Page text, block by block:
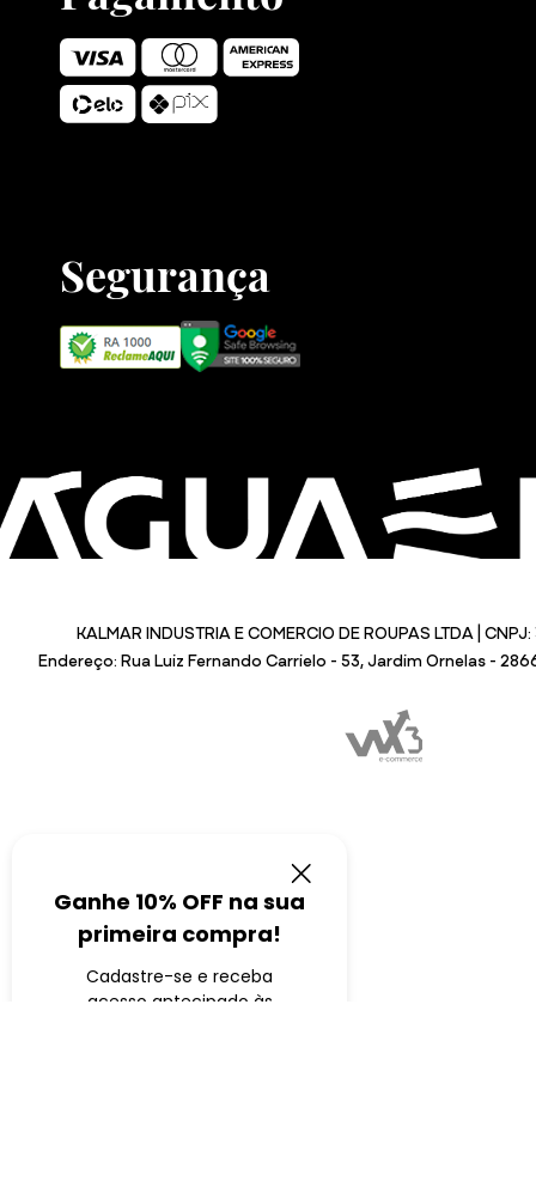
Segurança
KALMAR INDUSTRIA E COMERCIO DE ROUPAS LTDA |
Endereço: Rua Luiz Fernando Carrielo - 53, Jardim Ornelas -